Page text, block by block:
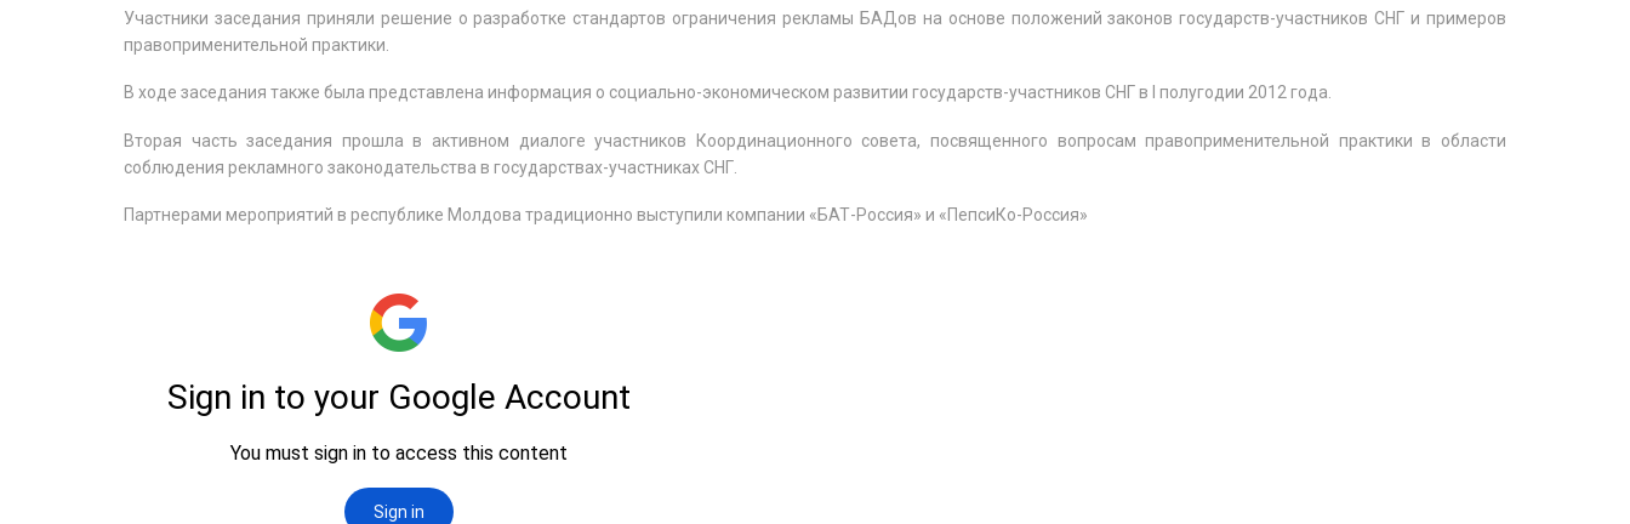
Участники заседания приняли решение о разработке стандартов ограничения рекламы БАДов на основе положений законов государств-участников СНГ и примеров
правоприменительной практики.
В ходе заседания также была представлена информация о социально-экономическом развитии государств-участников СНГ в I полугодии 2012 года.
Вторая часть заседания прошла в активном диалоге участников Координационного совета, посвященного вопросам правоприменительной практики в области
соблюдения рекламного законодательства в государствах-участниках СНГ.
Партнерами мероприятий в республике Молдова традиционно выступили компании «БАТ-Россия» и «ПепсиКо-Россия»